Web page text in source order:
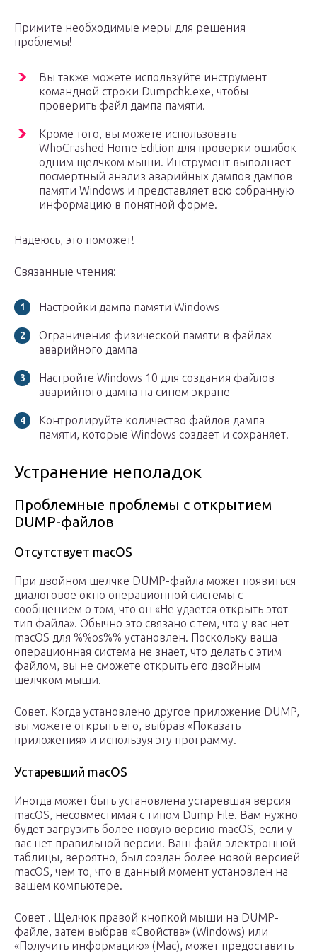
Примите необходимые меры для решения
проблемы!
Вы также можете используйте инструмент
командной строки Dumpchk.exe, чтобы
проверить файл дампа памяти.
Кроме того, вы можете использовать
WhoCrashed Home Edition для проверки ошибок
одним щелчком мыши. Инструмент выполняет
посмертный анализ аварийных дампов дампов
памяти Windows и представляет всю собранную
информацию в понятной форме.
Надеюсь, это поможет!
Связанные чтения:
Настройки дампа памяти Windows
Ограничения физической памяти в файлах
аварийного дампа
Настройте Windows 10 для создания файлов
аварийного дампа на синем экране
Контролируйте количество файлов дампа
памяти, которые Windows создает и сохраняет.
Устранение неполадок
Проблемные проблемы с открытием
DUMP-файлов
Отсутствует macOS
При двойном щелчке DUMP-файла может появиться
диалоговое окно операционной системы с
сообщением о том, что он «Не удается открыть этот
тип файла». Обычно это связано с тем, что у вас нет
macOS для %%os%% установлен. Поскольку ваша
операционная система не знает, что делать с этим
файлом, вы не сможете открыть его двойным
щелчком мыши.
Совет. Когда установлено другое приложение DUMP,
вы можете открыть его, выбрав «Показать
приложения» и используя эту программу.
Устаревший macOS
Иногда может быть установлена устаревшая версия
macOS, несовместимая с типом Dump File. Вам нужно
будет загрузить более новую версию macOS, если у
вас нет правильной версии. Ваш файл электронной
таблицы, вероятно, был создан более новой версией
macOS, чем то, что в данный момент установлен на
вашем компьютере.
Совет . Щелчок правой кнопкой мыши на DUMP-
файле, затем выбрав «Свойства» (Windows) или
«Получить информацию» (Mac), может предоставить